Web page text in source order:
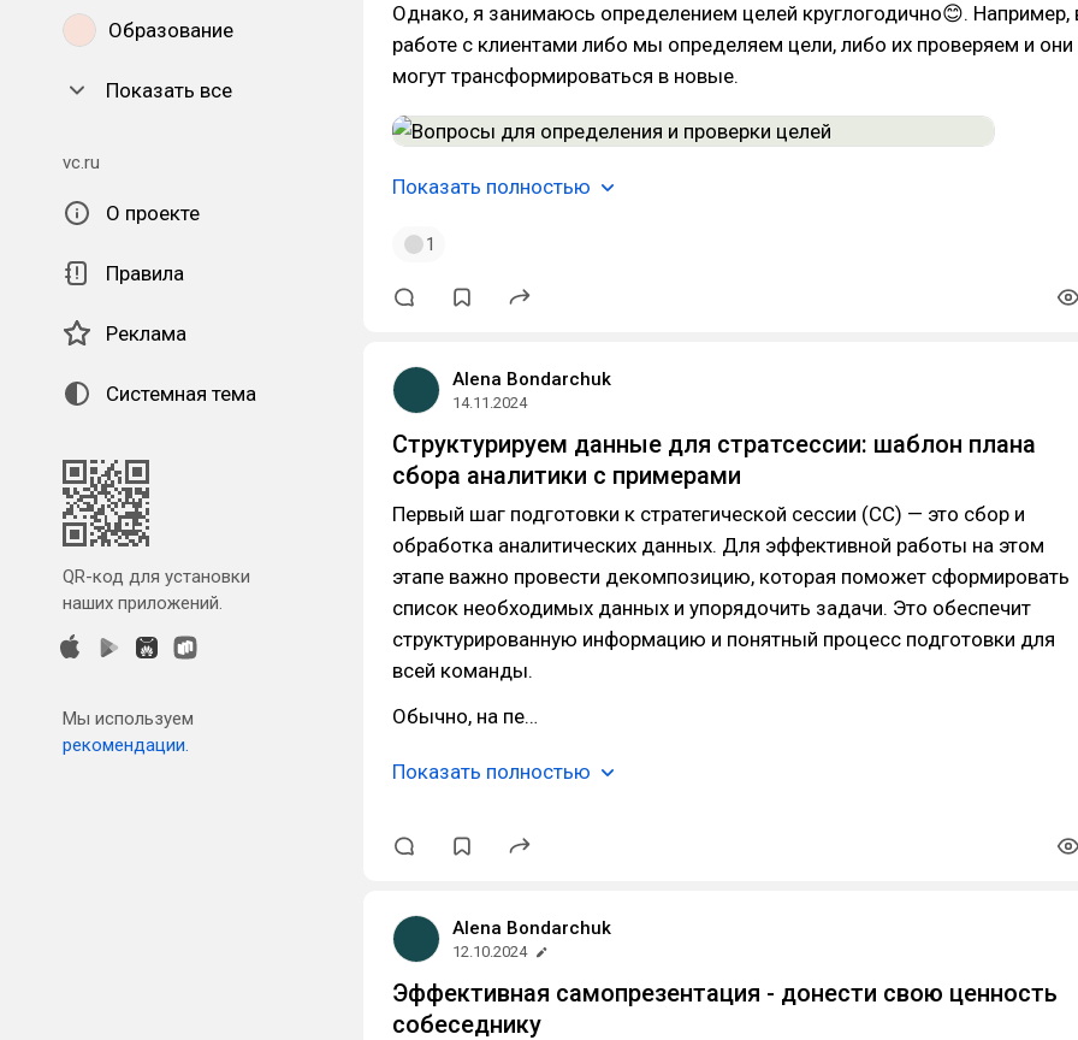
Образование
Показать все
vc.ru
О проекте
Правила
Реклама
Системная тема
QR-код для установки
наших приложений.
Мы используем
рекомендации.
Однако, я занимаюсь определением целей круглогодично😊. Например,
работе с клиентами либо мы определяем цели, либо их проверяем и они
могут трансформироваться в новые.
Показать полностью
1
Alena Bondarchuk
14.11.2024
Структурируем данные для стратсессии: шаблон плана
сбора аналитики с примерами
Первый шаг подготовки к стратегической сессии (СС) — это сбор и
обработка аналитических данных. Для эффективной работы на этом
этапе важно провести декомпозицию, которая поможет сформировать
список необходимых данных и упорядочить задачи. Это обеспечит
структурированную информацию и понятный процесс подготовки для
всей команды.
Обычно, на пе…
Показать полностью
Alena Bondarchuk
12.10.2024
Эффективная самопрезентация - донести свою ценность
собеседнику